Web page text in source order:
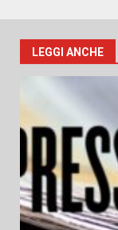
LEGGI ANCHE